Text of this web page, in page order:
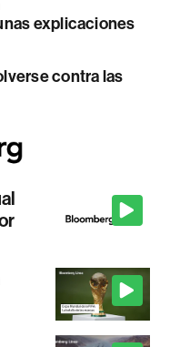
explicaciones
contra las